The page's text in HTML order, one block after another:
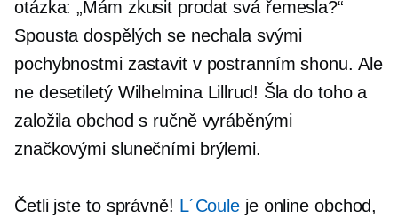
otázka: „Mám zkusit prodat svá řemesla?“
Spousta dospělých se nechala svými
pochybnostmi zastavit v postranním shonu. Ale
ne desetiletýWilhelmina Lillrud! Šla do toho a
založila obchod s ručně vyráběnými
značkovými slunečními brýlemi.
Četli jste to správně! L´Coule je online obchod,